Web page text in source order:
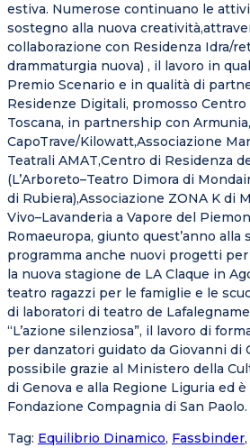
estiva. Numerose continuano le
sostegno alla nuova
collaborazione con Residenza Idra/
drammaturgia nuova) , il lavoro in
Premio Scenario e in qualità di
Residenze Digitali, promosso Centro
Toscana, in partnership con Armunia,
CapoTrave/Kilowatt,Associazione
Teatrali AMAT,Centro di Residenza
(L’Arboreto–Teatro Dimora di
di Rubiera),Associazione ZONA K di
Vivo–Lavanderia a Vapore del
Romaeuropa, giunto quest’anno alla
programma anche nuovi progetti per
la nuova stagione de LA Claque in
teatro ragazzi per le famiglie e le
di laboratori di teatro de
“L’azione silenziosa”, il lavoro di
per danzatori guidato da Giovanni di
possibile grazie al Ministero della
di Genova e alla Regione Liguria ed
Fondazione Compagnia di San Paolo.
Tag: Equilibrio Dinamico, Fassbinder,